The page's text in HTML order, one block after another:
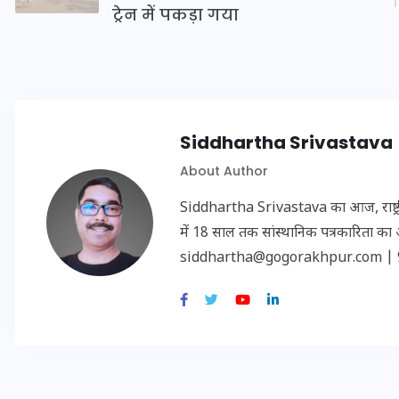
ट्रेन में पकड़ा गया
Siddhartha Srivastava
About Author
Siddhartha Srivastava का आज,
में 18 साल तक सांस्थानिक पत्रकारिता का
siddhartha@gogorakhpur.com |
मन के हारे हार है!
19 सितम्बर 2024